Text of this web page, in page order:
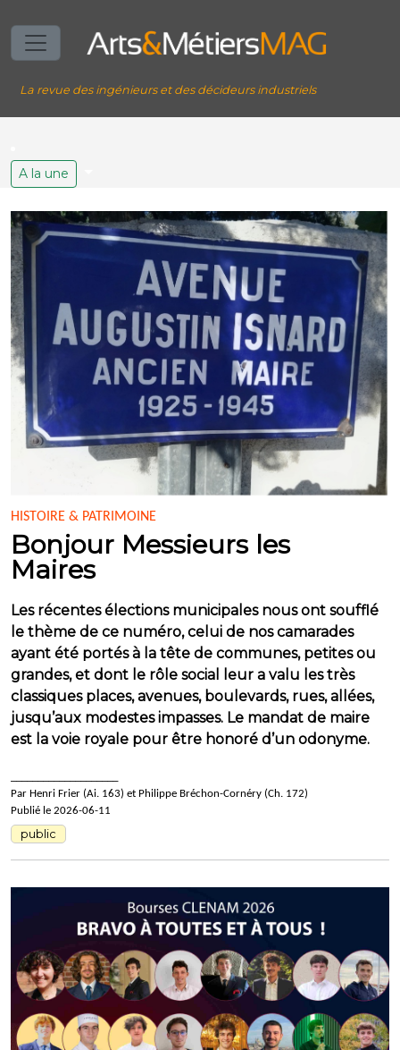
La revue des ingénieurs et des décideurs industriels
A la une
HISTOIRE & PATRIMOINE
Bonjour Messieurs les
Maires
Les récentes élections municipales nous ont soufflé
le thème de ce numéro, celui de nos camarades
ayant été portés à la tête de communes, petites ou
grandes, et dont le rôle social leur a valu les très
classiques places, avenues, boulevards, rues, allées,
jusqu’aux modestes impasses. Le mandat de maire
est la voie royale pour être honoré d’un odonyme.
Par Henri Frier (Ai. 163) et Philippe Bréchon-Cornéry (Ch. 172)
Publié le 2026-06-11
public